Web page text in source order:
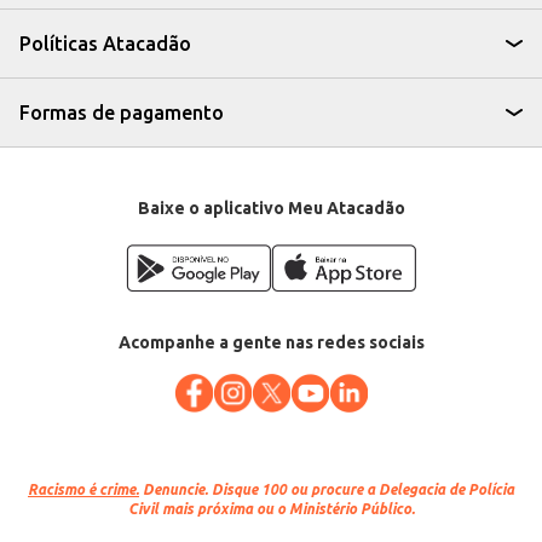
eficiente e econômica.
Marca: Tony
Departamento: Frios e congelados
Políticas Atacadão
Formas de pagamento
Baixe o aplicativo Meu Atacadão
Acompanhe a gente nas redes sociais
Racismo é crime. Denuncie. Disque 100 ou procure a Delegacia de Polícia
Civil mais próxima ou o Ministério Público.